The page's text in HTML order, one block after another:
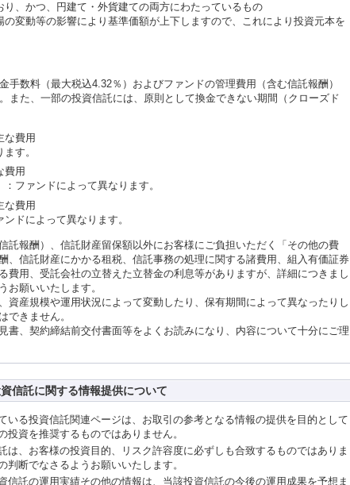
、かつ、円建て・外貨建ての両方にわたっているもの
変動等の影響により基準価額が上下しますので、これにより投資元本を
数料（最大税込4.32％）およびファンドの管理費用（含む信託報酬）
また、一部の投資信託には、原則として換金できない期間（クローズド
な費用
す。
費用
ファンドによって異なります。
な費用
ドによって異なります。
託報酬）、信託財産留保額以外にお客様にご負担いただく「その他の費
、信託財産にかかる租税、信託事務の処理に関する諸費用、組入有価証券
費用、受託会社の立替えた立替金の利息等がありますが、詳細につきまし
お願いいたします。
資産規模や運用状況によって変動したり、保有期間によって異なったりし
できません。
書、契約締結前交付書面等をよくお読みになり、内容について十分にご理
信託に関する情報提供について
いる投資信託関連ページは、お取引の参考となる情報の提供を目的として
資を推奨するものではありません。
は、お客様の投資目的、リスク許容度に必ずしも合致するものではありま
断でなさるようお願いいたします。
信託の運用実績その他の情報は、当該投資信託の今後の運用成果を予想ま